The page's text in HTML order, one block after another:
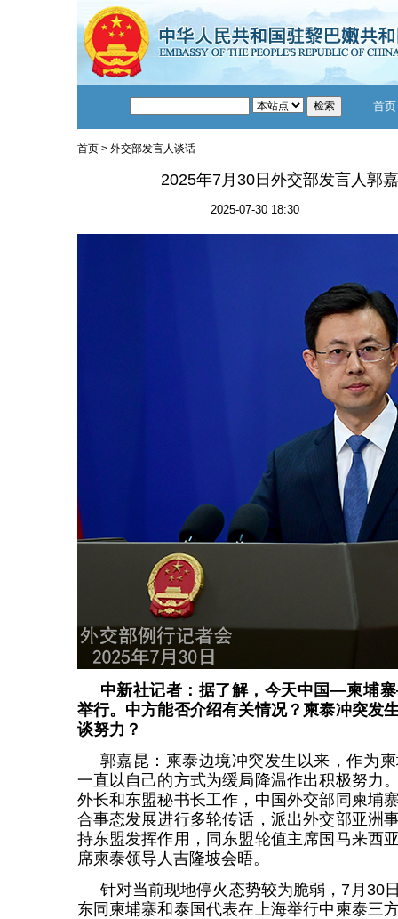
首页
首页> 外交部发言人谈话
2025年7月30日外交部发言人郭
2025-07-30 18:30
中新社记者：据了解，今天中国—柬埔
举行。中方能否介绍有关情况？柬泰冲突发
谈努力？
郭嘉昆：柬泰边境冲突发生以来，作为
一直以自己的方式为缓局降温作出积极努力
外长和东盟秘书长工作，中国外交部同柬埔
合事态发展进行多轮传话，派出外交部亚洲
持东盟发挥作用，同东盟轮值主席国马来西
席柬泰领导人吉隆坡会晤。
针对当前现地停火态势较为脆弱，7月30
东同柬埔寨和泰国代表在上海举行中柬泰三